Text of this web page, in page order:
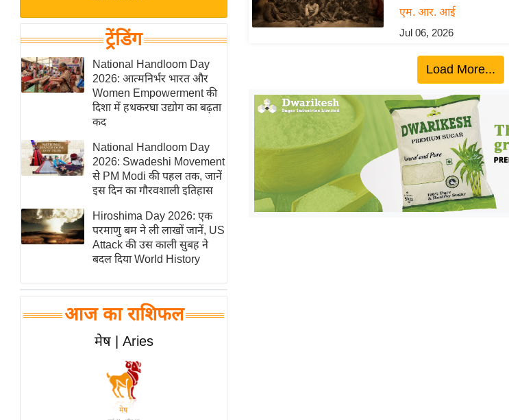
News
Hindi
Videos
खेल
क्रिकेट
IPL
2026
मिसाल बेमिसाल
शख्सियत
यंग इंडिया
साहित्य जगत
ऑटो वर्ल्ड
न्यूज ब्रीफ
बॉलीवुड
हॉलीवुड
फिल्म समीक्षा
लाइफस्टाइल
ट्रेंडिंग
National Handloom Day
2026: आत्मनिर्भर भारत और
Women Empowerment की
दिशा में हथकरघा उद्योग का बढ़ता
कद
National Handloom Day
2026: Swadeshi Movement
से PM Modi की पहल तक, जानें
इस दिन का गौरवशाली इतिहास
Hiroshima Day 2026: एक
परमाणु बम ने ली लाखों जानें, US
Attack की उस काली सुबह ने
बदल दिया World History
आज का राशिफल
मेष | Aries
एम. आर. आई
Jul 06, 2026
Load More...